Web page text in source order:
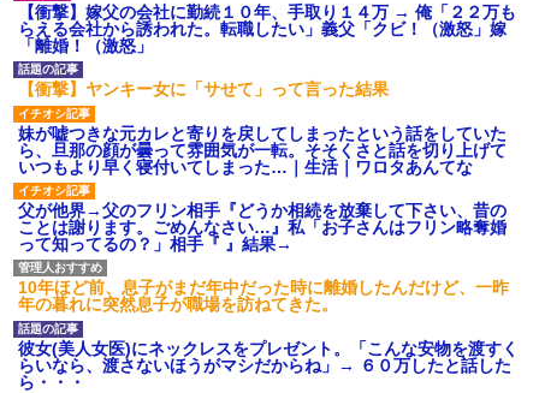
【衝撃】嫁父の会社に勤続１０年、手取り１４万 → 俺「２２万も
らえる会社から誘われた。転職したい」義父「クビ！（激怒」嫁
「離婚！（激怒」
【衝撃】ヤンキー女に「サせて」って言った結果
妹が嘘つきな元カレと寄りを戻してしまったという話をしていた
ら、旦那の顔が曇って雰囲気が一転。そそくさと話を切り上げて
いつもより早く寝付いてしまった…｜生活｜ワロタあんてな
父が他界→父のフリン相手『どうか相続を放棄して下さい、昔の
ことは謝ります。ごめんなさい…』私「お子さんはフリン略奪婚
って知ってるの？」相手『 』結果→
10年ほど前、息子がまだ年中だった時に離婚したんだけど、一昨
年の暮れに突然息子が職場を訪ねてきた。
彼女(美人女医)にネックレスをプレゼント。「こんな安物を渡すく
らいなら、渡さないほうがマシだからね」→ ６０万したと話した
ら・・・